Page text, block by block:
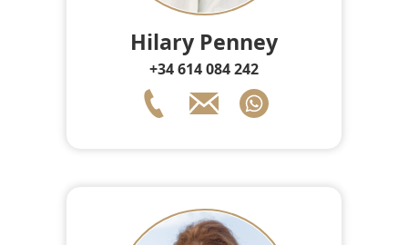
Hilary Penney
+34 614 084 242